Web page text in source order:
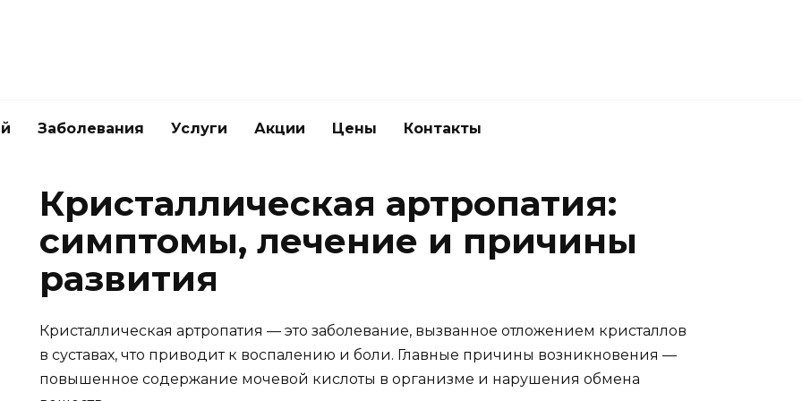
Заболевания Услуги Акции Цены Контакты
Кристаллическая артропатия:
симптомы, лечение и причины
развития
Кристаллическая артропатия — это заболевание, вызванное отложением кристаллов
в суставах, что приводит к воспалению и боли. Главные причины возникновения —
повышенное содержание мочевой кислоты в организме и нарушения обмена